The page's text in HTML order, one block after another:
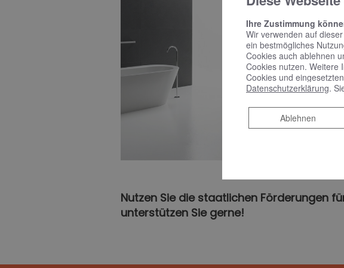
Nutzen Sie die staatlichen Förderungen
unterstützen Sie gerne!
Ihre Zustimmung
Wir verwenden auf
ein bestmögliches
Cookies auch ablehnen
Cookies nutzen. Weitere
Cookies und
Datenschutzerklärung.
Ablehnen
Ablehnen